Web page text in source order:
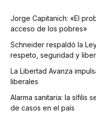
Jorge Capitanich: «El
acceso de los pobres»
Schneider respaldó la
respeto, seguridad y
La Libertad Avanza
liberales
Alarma sanitaria: la sífilis
de casos en el país